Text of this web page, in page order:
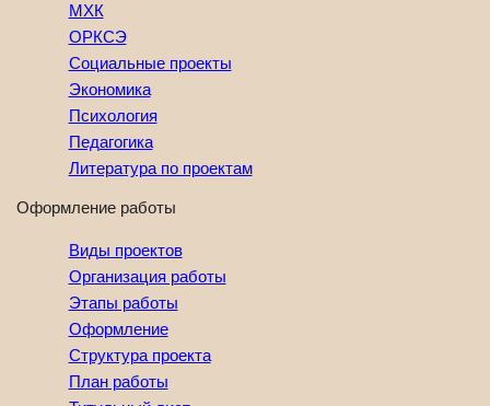
МХК
ОРКСЭ
Социальные проекты
Экономика
Психология
Педагогика
Литература по проектам
Оформление работы
Виды проектов
Организация работы
Этапы работы
Оформление
Структура проекта
План работы